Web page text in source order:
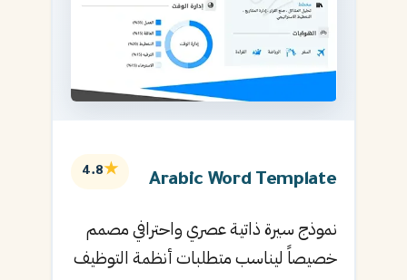
Arabic Word Template
★
4.8
نموذج سيرة ذاتية عصري واحترافي مصمم
خصيصاً ليناسب متطلبات أنظمة التوظيف